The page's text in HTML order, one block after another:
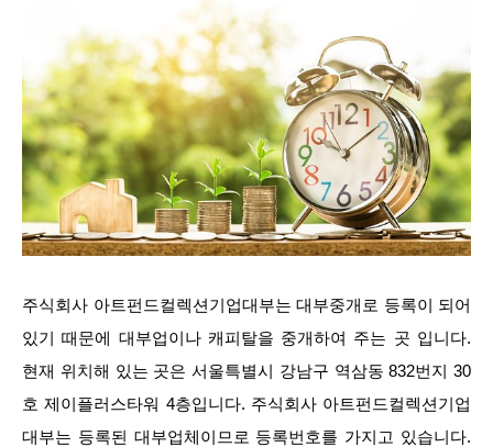
주식회사 아트펀드컬렉션기업대부는 대부중개로 등록이 되어
있기 때문에 대부업이나 캐피탈을 중개하여 주는 곳 입니다.
현재 위치해 있는 곳은 서울특별시 강남구 역삼동 832번지 30
호 제이플러스타워 4층입니다. 주식회사 아트펀드컬렉션기업
대부는 등록된 대부업체이므로 등록번호를 가지고 있습니다.